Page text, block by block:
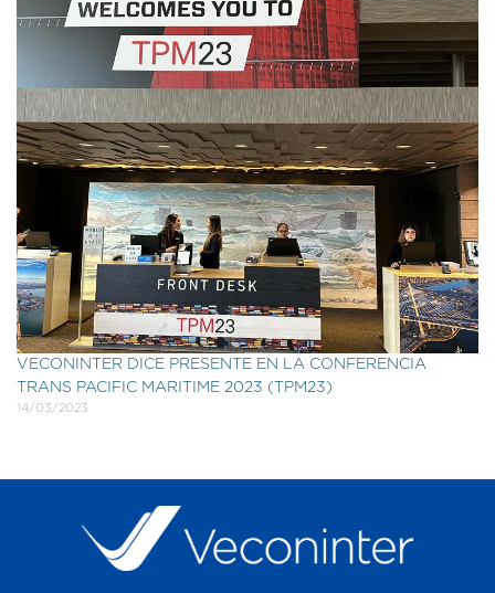
VECONINTER DICE PRESENTE EN LA CONFERENCIA
TRANS PACIFIC MARITIME 2023 (TPM23)
14/03/2023